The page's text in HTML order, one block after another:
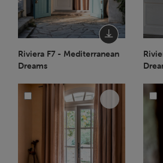
Riviera F7 - Mediterranean
Dreams